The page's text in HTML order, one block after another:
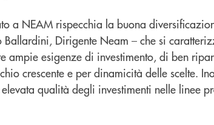
a NEAM rispecchia la buona
Ballardini, Dirigente Neam – che si
ampie esigenze di investimento, di ben
crescente e per dinamicità delle scelte.
qualità degli investimenti nelle linee